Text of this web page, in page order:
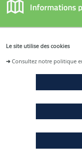
Le site utilise des cookies
➜Consultez notre politique
Informations
Pour nous contacter
Restons
Facebook :
Instagram :
https://